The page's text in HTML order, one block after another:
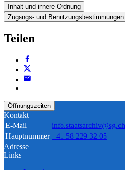
Inhalt und innere Ordnung
Zugangs- und Benutzungsbestimmungen
Teilen
Öffnungszeiten
Kontakt
E-Mail
info.staatsarchiv@sg.ch
Hauptnummer +41 58 229 32 05
Adresse
Links